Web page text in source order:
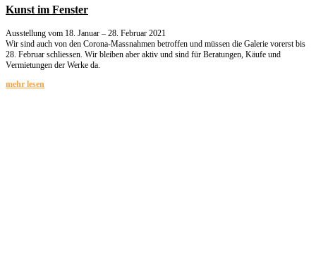
Kunst im Fenster
Ausstellung vom 18. Januar – 28. Februar 2021
Wir sind auch von den Corona-Massnahmen betroffen und müssen die Galerie vorerst bis
28. Februar schliessen. Wir bleiben aber aktiv und sind für Beratungen, Käufe und
Vermietungen der Werke da.
mehr lesen